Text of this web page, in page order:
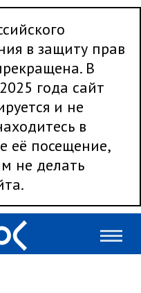
в защиту прав
В
года сайт
и не
в
её посещение,
не делать